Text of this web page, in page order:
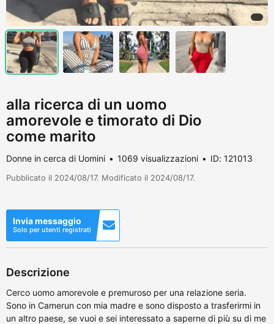
alla ricerca di un uomo
amorevole e timorato di Dio
come marito
Donne in cerca di Uomini 1069 visualizzazioni ID: 121013
Pubblicato il 2024/08/17. Modificato il 2024/08/17.
Invia messaggio
Solo per utenti registrati
Descrizione
Cerco uomo amorevole e premuroso per una relazione seria.
Sono in Camerun con mia madre e sono disposto a trasferirmi in
un altro paese, se vuoi e sei interessato a saperne di più su di me